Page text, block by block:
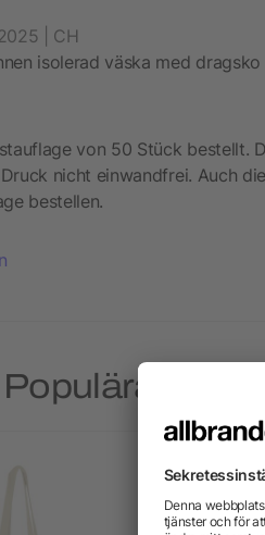
| CH
isolerad väska med dragsko
von 50 Stück bestellt.
nicht einwandfrei. Auch
bestellen.
Populära